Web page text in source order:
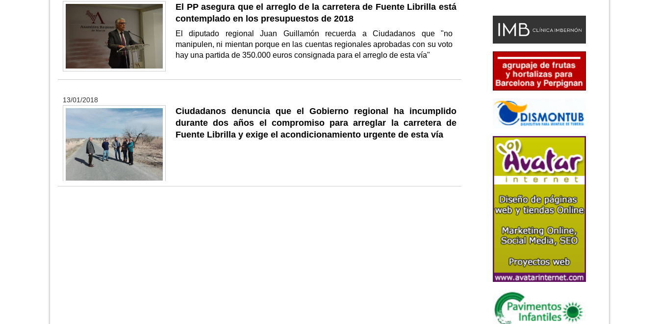
El PP asegura que el arreglo de la carretera de Fuente Librilla está
contemplado en los presupuestos de 2018
El diputado regional Juan Guillamón recuerda a Ciudadanos que "no
manipulen, ni mientan porque en las cuentas regionales aprobadas con su voto
hay una partida de 350.000 euros consignada para el arreglo de esta vía"
13/01/2018
Ciudadanos denuncia que el Gobierno regional ha incumplido
durante dos años el compromiso para arreglar la carretera de
Fuente Librilla y exige el acondicionamiento urgente de esta vía